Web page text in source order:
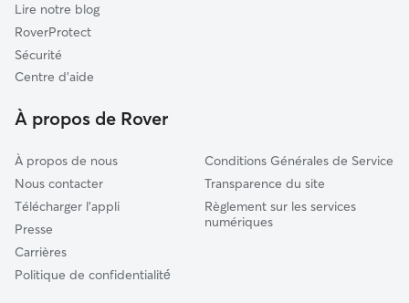
Bouchet
Le Teil
Lire notre blog
RoverProtect
Sécurité
Centre d'aide
À propos de Rover
À propos de nous
Nous contacter
Télécharger l'appli
Presse
Carrières
Politique de confidentialité́
Conditions Générales de Service
Transparence du site
Règlement sur les services
numériques